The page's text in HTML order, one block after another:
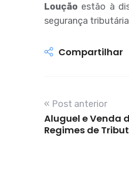
Loução estão à
segurança
Compartilhar
« Post anterior
Aluguel e Venda
Regimes de